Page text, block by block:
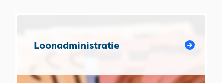
Loonadministratie